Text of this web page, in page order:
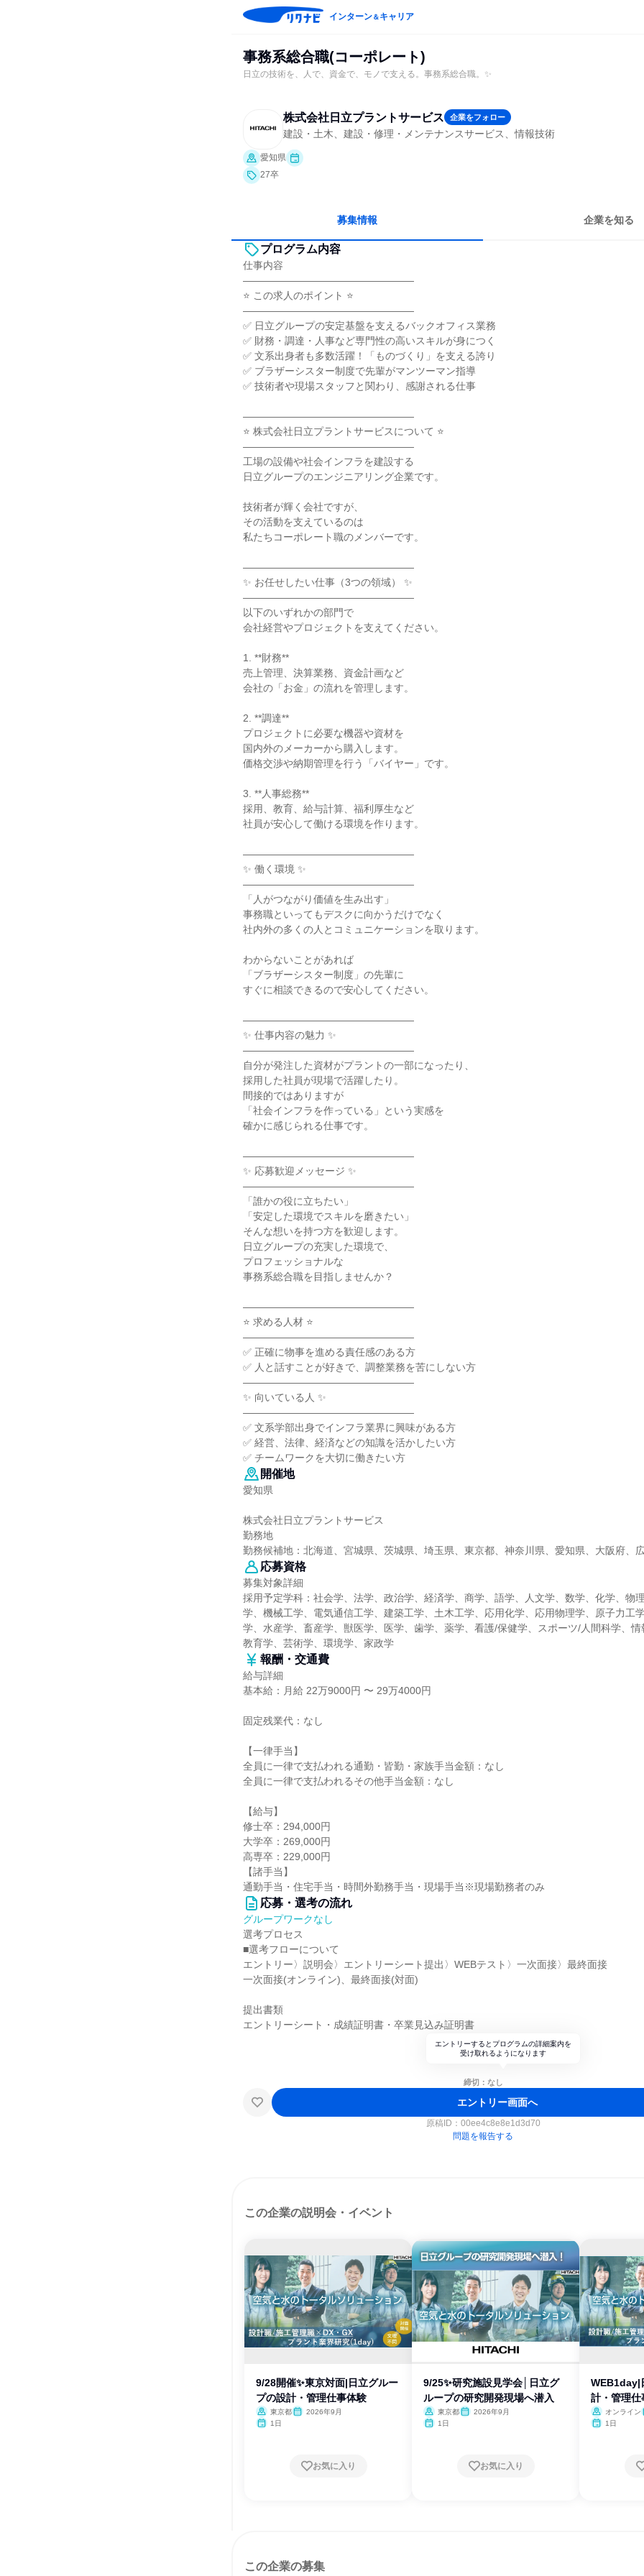
インターン＆キャリア
事務系総合職(コーポレート)
日立の技術を、人で、資金で、モノで支える。事務系総合職。✨
株式会社日立プラントサービス 企業をフォロー
建設・土木、建設・修理・メンテナンスサービス、情報技術
愛知県
27卒
募集情報 企業を知る
プログラム内容
仕事内容
―――――――――――――――――
⭐ この求人のポイント ⭐
―――――――――――――――――
✅ 日立グループの安定基盤を支えるバックオフィス業務
✅ 財務・調達・人事など専門性の高いスキルが身につく
✅ 文系出身者も多数活躍！「ものづくり」を支える誇り
✅ ブラザーシスター制度で先輩がマンツーマン指導
✅ 技術者や現場スタッフと関わり、感謝される仕事
―――――――――――――――――
⭐ 株式会社日立プラントサービスについて ⭐
―――――――――――――――――
工場の設備や社会インフラを建設する
日立グループのエンジニアリング企業です。
技術者が輝く会社ですが、
その活動を支えているのは
私たちコーポレート職のメンバーです。
―――――――――――――――――
✨ お任せしたい仕事（3つの領域） ✨
―――――――――――――――――
以下のいずれかの部門で
会社経営やプロジェクトを支えてください。
1. **財務**
売上管理、決算業務、資金計画など
会社の「お金」の流れを管理します。
2. **調達**
プロジェクトに必要な機器や資材を
国内外のメーカーから購入します。
価格交渉や納期管理を行う「バイヤー」です。
3. **人事総務**
採用、教育、給与計算、福利厚生など
社員が安心して働ける環境を作ります。
―――――――――――――――――
✨ 働く環境 ✨
―――――――――――――――――
「人がつながり価値を生み出す」
事務職といってもデスクに向かうだけでなく
社内外の多くの人とコミュニケーションを取ります。
わからないことがあれば
「ブラザーシスター制度」の先輩に
すぐに相談できるので安心してください。
―――――――――――――――――
✨ 仕事内容の魅力 ✨
―――――――――――――――――
自分が発注した資材がプラントの一部になったり、
採用した社員が現場で活躍したり。
間接的ではありますが
「社会インフラを作っている」という実感を
確かに感じられる仕事です。
―――――――――――――――――
✨ 応募歓迎メッセージ ✨
―――――――――――――――――
「誰かの役に立ちたい」
「安定した環境でスキルを磨きたい」
そんな想いを持つ方を歓迎します。
日立グループの充実した環境で、
プロフェッショナルな
事務系総合職を目指しませんか？
―――――――――――――――――
⭐ 求める人材 ⭐
―――――――――――――――――
✅ 正確に物事を進める責任感のある方
✅ 人と話すことが好きで、調整業務を苦にしない方
―――――――――――――――――
✨ 向いている人 ✨
―――――――――――――――――
✅ 文系学部出身でインフラ業界に興味がある方
✅ 経営、法律、経済などの知識を活かしたい方
✅ チームワークを大切に働きたい方
開催地
愛知県
株式会社日立プラントサービス
勤務地
勤務候補地：北海道、宮城県、茨城県、埼玉県、東京都、神奈川県、愛知県、大阪府、
応募資格
募集対象詳細
採用予定学科：社会学、法学、政治学、経済学、商学、語学、人文学、数学、化学、物
学、機械工学、電気通信工学、建築工学、土木工学、応用化学、応用物理学、原子力工
学、水産学、畜産学、獣医学、医学、歯学、薬学、看護/保健学、スポーツ/人間科学、情
教育学、芸術学、環境学、家政学
報酬・交通費
給与詳細
基本給：月給 22万9000円 〜 29万4000円
固定残業代：なし
【一律手当】
全員に一律で支払われる通勤・皆勤・家族手当金額：なし
全員に一律で支払われるその他手当金額：なし
【給与】
修士卒：294,000円
大学卒：269,000円
高専卒：229,000円
【諸手当】
通勤手当・住宅手当・時間外勤務手当・現場手当※現場勤務者のみ
応募・選考の流れ
グループワークなし
選考プロセス
■選考フローについて
エントリー〉説明会〉エントリーシート提出〉WEBテスト〉一次面接〉最終面接
一次面接(オンライン)、最終面接(対面)
提出書類
エントリーシート・成績証明書・卒業見込み証明書
エントリーするとプログラムの詳細案内を
受け取れるようになります
締切：なし
エントリー画面へ
原稿ID： 00ee4c8e8e1d3d70
問題を報告する
この企業の説明会・イベント
9/28開催✨東京対面|日立グルー
プの設計・管理仕事体験
東京都
2026年9月
1日
お気に入り
9/25✨研究施設見学会│日立グ
ループの研究開発現場へ潜入
東京都
2026年9月
1日
お気に入り
WEB1day|
計・管理仕
オンライン
1日
この企業の募集